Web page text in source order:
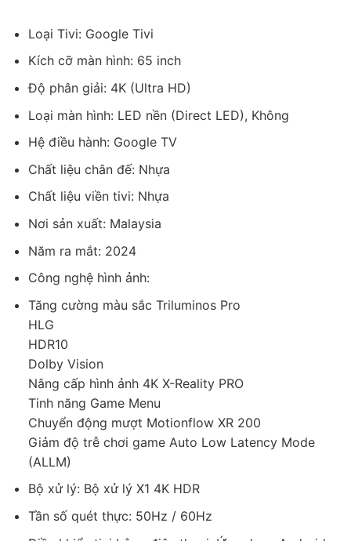
Hệ điều hành
– Hệ điều hành Google TV với thiết kế giao diện trực quan, thân
thiện và dễ sử dụng. Bên cạnh đó là kho ứng dụng phong phú
đáp ứng nhu cầu giải trí đa dạng.
– Các ứng dụng phổ biến được tích hợp sẵn: Netflix, YouTube,
FPT Play, VieON, Galaxy Play, Eco Dashboard,…
Tiện ích
– Trợ lý ảo Google Assistant hỗ trợ tìm kiếm giọng nói bằng
tiếng Việt giúp bạn thuận tiện trong việc điều khiển tivi.
Loại Tivi: Google Tivi
Kích cỡ màn hình: 65 inch
Độ phân giải: 4K (Ultra HD)
Loại màn hình: LED nền (Direct LED), Không
Hệ điều hành: Google TV
Chất liệu chân đế: Nhựa
Chất liệu viền tivi: Nhựa
Nơi sản xuất: Malaysia
Năm ra mắt: 2024
Công nghệ hình ảnh:
Tăng cường màu sắc Triluminos Pro
HLG
HDR10
Dolby Vision
Nâng cấp hình ảnh 4K X-Reality PRO
Tinh năng Game Menu
Chuyển động mượt Motionflow XR 200
Giảm độ trễ chơi game Auto Low Latency Mode
(ALLM)
Bộ xử lý: Bộ xử lý X1 4K HDR
Tần số quét thực: 50Hz / 60Hz